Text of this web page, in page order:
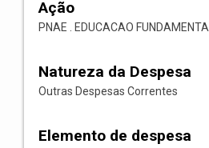
Ação
PNAE . EDUCACAO FUNDAMENTAL
Natureza da Despesa
Outras Despesas Correntes
Elemento de despesa